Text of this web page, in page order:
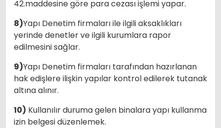
42.maddesine göre para cezası işlemi yapar.
8)Yapı Denetim firmaları ile ilgili aksaklıkları
yerinde denetler ve ilgili kurumlara rapor
edilmesini sağlar.
9)Yapı Denetim firmaları tarafından hazırlanan
hak edişlere ilişkin yapılar kontrol edilerek tutanak
altına alınır.
10) Kullanılır duruma gelen binalara yapı kullanma
izin belgesi düzenlemek.